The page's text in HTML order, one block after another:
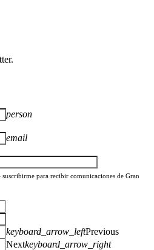
person
email
suscribirme para recibir comunicaciones de Gran
keyboard_arrow_leftPrevious
Nextkeyboard_arrow_right